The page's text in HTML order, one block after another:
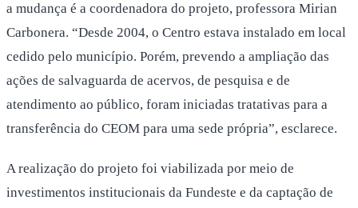
a mudança é a coordenadora do projeto, professora Mirian
Carbonera. “Desde 2004, o Centro estava instalado em local
cedido pelo município. Porém, prevendo a ampliação das
ações de salvaguarda de acervos, de pesquisa e de
atendimento ao público, foram iniciadas tratativas para a
transferência do CEOM para uma sede própria”, esclarece.
A realização do projeto foi viabilizada por meio de
investimentos institucionais da Fundeste e da captação de